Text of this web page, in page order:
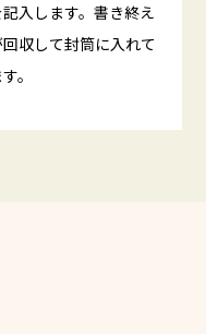
入します。書き終え
収して封筒に入れて
。